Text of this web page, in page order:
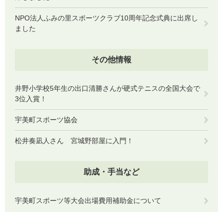
NPO法人ふみの里スポーツクラブ10周年記念式典に出席し
ました
その他情報
井野小学校5年生の出口清勝さんが硬式テニスの全国大会で
3位入賞！
宇美町スポーツ協会
松井奏凪人さん 宮城野部屋に入門！
助成・手当など
宇美町スポーツ等大会出場費用補助金について